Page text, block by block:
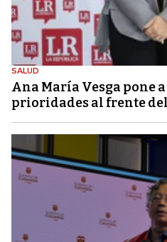
SALUD
Ana María Vesga pone a
prioridades al frente